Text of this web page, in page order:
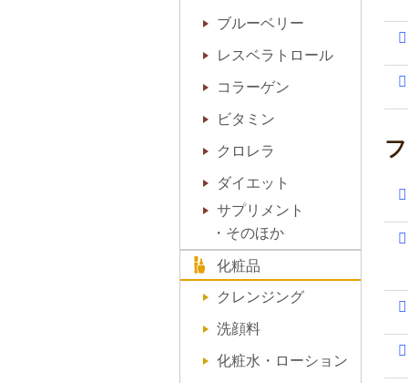
ブルーベリー
レスベラトロール
コラーゲン
ビタミン
クロレラ
ダイエット
サプリメント
・そのほか
化粧品
クレンジング
洗顔料
化粧水・ローション